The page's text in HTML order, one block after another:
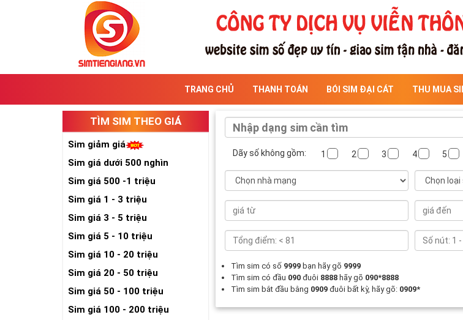
TRANG CHỦ THANH TOÁN BÓI SIM ĐẠI CÁT THU MUA
TÌM SIM THEO GIÁ
Sim giảm giá
Sim giá dưới 500 nghìn
Sim giá 500 -1 triệu
Sim giá 1 - 3 triệu
Sim giá 3 - 5 triệu
Sim giá 5 - 10 triệu
Sim giá 10 - 20 triệu
Sim giá 20 - 50 triệu
Sim giá 50 - 100 triệu
Sim giá 100 - 200 triệu
Dãy số không gồm: 1 2 3 4 5
Tìm sim có số 9999 bạn hãy gõ 9999
Tìm sim có đầu 090đuôi 8888 hãy gõ 090*8888
Tìm sim bắt đầu bằng 0909 đuôi bất kỳ, hãy gõ: 0909*